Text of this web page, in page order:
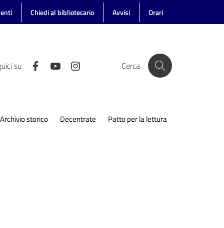
Chiedi al bibliotecario Avvisi Orari
su Cerca
Archivio storico Decentrate Patto per la lettura